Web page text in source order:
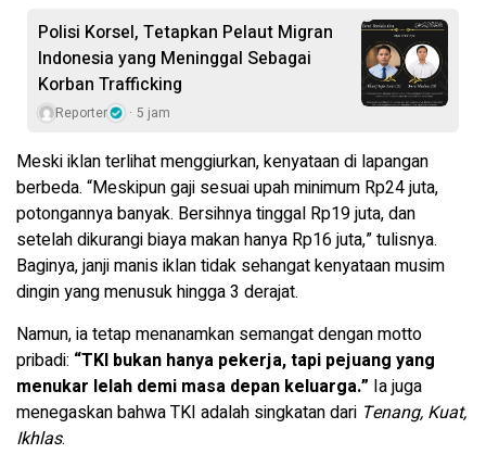
Polisi Korsel, Tetapkan Pelaut Migran
Indonesia yang Meninggal Sebagai
Korban Trafficking
Reporter 5 jam
Meski iklan terlihat menggiurkan, kenyataan di lapangan
berbeda. “Meskipun gaji sesuai upah minimum Rp24 juta,
potongannya banyak. Bersihnya tinggal Rp19 juta, dan
setelah dikurangi biaya makan hanya Rp16 juta,” tulisnya.
Baginya, janji manis iklan tidak sehangat kenyataan musim
dingin yang menusuk hingga 3 derajat.
Namun, ia tetap menanamkan semangat dengan motto
pribadi: “TKI bukan hanya pekerja, tapi pejuang yang
menukar lelah demi masa depan keluarga.” Ia juga
menegaskan bahwa TKI adalah singkatan dari Tenang, Kuat,
Ikhlas.